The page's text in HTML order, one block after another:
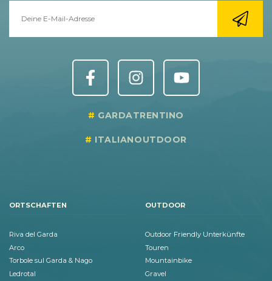
GARDATRENTINO
ITALIANOUTDOOR
ORTSCHAFTEN
Riva del Garda
Arco
Torbole sul Garda & Nago
Ledrotal
OUTDOOR
Outdoor Friendly Unterkünfte
Touren
Mountainbike
Gravel